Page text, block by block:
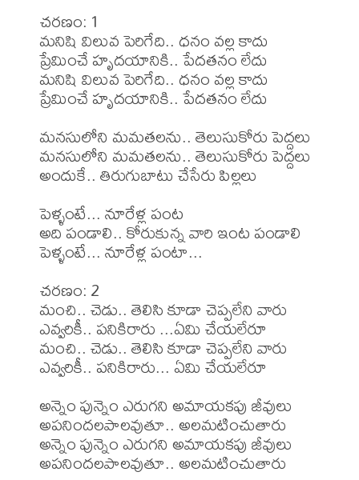
చరణం: 1
మనిషి విలువ పెరిగేది.. ధనం వల్ల కాదు
ప్రేమించే హృదయానికి.. పేదతనం లేదు
మనిషి విలువ పెరిగేది.. ధనం వల్ల కాదు
ప్రేమించే హృదయానికి.. పేదతనం లేదు
మనసులోని మమతలను.. తెలుసుకోరు పెద్దలు
మనసులోని మమతలను.. తెలుసుకోరు పెద్దలు
అందుకే.. తిరుగుబాటు చేసేరు పిల్లలు
పెళ్ళంటే... నూరేళ్ల పంట
అది పండాలి.. కోరుకున్న వారి ఇంట పండాలి
పెళ్ళంటే... నూరేళ్ల పంటా...
చరణం: 2
మంచి.. చెడు.. తెలిసి కూడా చెప్పలేని వారు
ఎవ్వరికీ.. పనికిరారు ...ఏమి చేయలేరూ
మంచి.. చెడు.. తెలిసి కూడా చెప్పలేని వారు
ఎవ్వరికీ.. పనికిరారు... ఏమి చేయలేరూ
అన్నెం పున్నెం ఎరుగని అమాయకపు జీవులు
అపనిందలపాలవుతూ.. అలమటించుతారు
అన్నెం పున్నెం ఎరుగని అమాయకపు జీవులు
అపనిందలపాలవుతూ.. అలమటించుతారు